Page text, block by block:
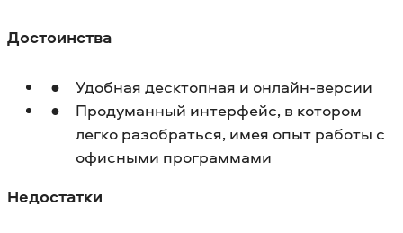
Достоинства
Удобная десктопная и онлайн-версии
Продуманный интерфейс, в котором
легко разобраться, имея опыт работы с
офисными программами
Недостатки